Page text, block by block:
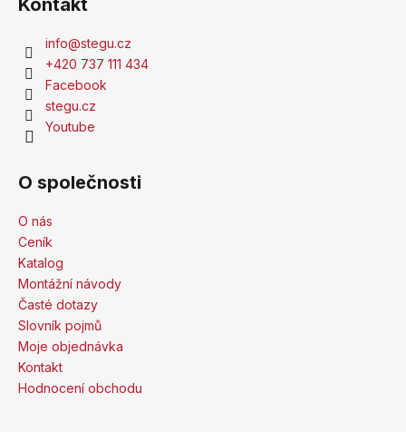
Kontakt
info@stegu.cz
+420 737 111 434
Facebook
stegu.cz
Youtube
O společnosti
O nás
Ceník
Katalog
Montážní návody
Časté dotazy
Slovník pojmů
Moje objednávka
Kontakt
Hodnocení obchodu